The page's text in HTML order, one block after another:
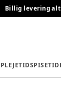
Billig levering
PLEJETIDSPISETID